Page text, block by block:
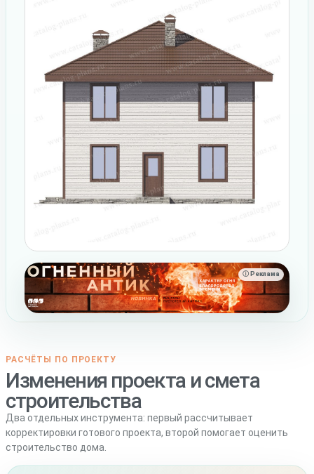
ⓘ Реклама
РАСЧЁТЫ ПО ПРОЕКТУ
Изменения проекта и смета
строительства
Два отдельных инструмента: первый рассчитывает
корректировки готового проекта, второй помогает оценить
строительство дома.